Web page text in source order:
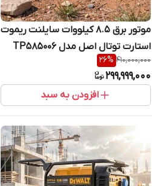
موتور برق 8.5 کیلووات سایلنت ریموت
استارت توتال اصل مدل TP585006
410,000,000
26%
299,999,000
افزودن به سبد